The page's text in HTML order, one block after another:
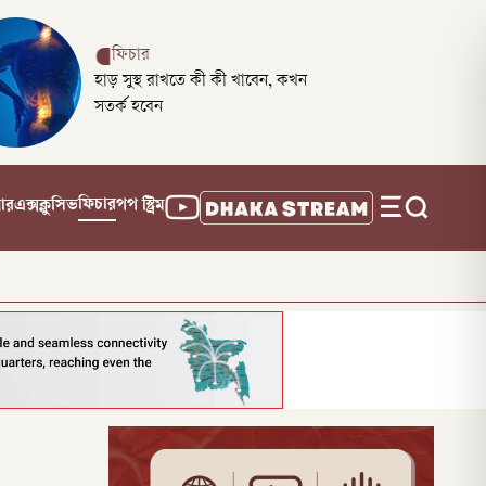
ফিচার
হাড় সুস্থ রাখতে কী কী খাবেন, কখন
সতর্ক হবেন
এক্সক্লুসিভফিচারপপ স্ট্রিম